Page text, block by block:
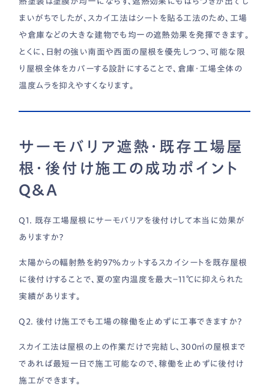
まいがちでしたが、スカイ工法はシートを貼る工法のため、工場
や倉庫などの大きな建物でも均一の遮熱効果を発揮できます。
とくに、日射の強い南面や西面の屋根を優先しつつ、可能な限
り屋根全体をカバーする設計にすることで、倉庫・工場全体の
温度ムラを抑えやすくなります。
サーモバリア遮熱・既存工場屋
根・後付け施工の成功ポイント
Q&A
Q1. 既存工場屋根にサーモバリアを後付けして本当に効果が
ありますか？
太陽からの輻射熱を約97％カットするスカイシートを既存屋根
に後付けすることで、夏の室内温度を最大−11℃に抑えられた
実績があります。
Q2. 後付け施工でも工場の稼働を止めずに工事できますか？
スカイ工法は屋根の上の作業だけで完結し、300㎡の屋根まで
であれば最短一日で施工可能なので、稼働を止めずに後付け
施工ができます。